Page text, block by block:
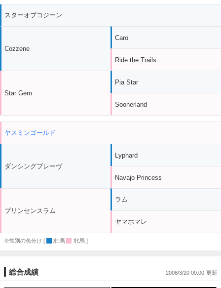
スターオブコジーン
Cozzene
Star Gem
Caro
Ride the Trails
Pia Star
Soonerland
ヤスミンゴールド
ダンシングブレーヴ
プリンセンスラム
Lyphard
Navajo Princess
ラム
ヤマホマレ
※性別の色分け [ :牡馬 :牝馬 ]
総合成績 2008/3/20 00:00